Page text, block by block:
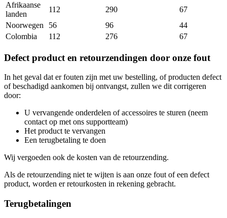
Afrikaanse
landen
112 290
67
Noorwegen
56 96
44
Colombia
112 276 67
Defect product en retourzendingen door onze fout
In het geval dat er fouten zijn met uw bestelling, of producten defect
of beschadigd aankomen bij ontvangst, zullen we dit corrigeren
door:
U vervangende onderdelen of accessoires te sturen (neem
contact op met ons supportteam)
Het product te vervangen
Een terugbetaling te doen
Wij vergoeden ook de kosten van de retourzending.
Als de retourzending niet te wijten is aan onze fout of een defect
product, worden er retourkosten in rekening gebracht.
Terugbetalingen